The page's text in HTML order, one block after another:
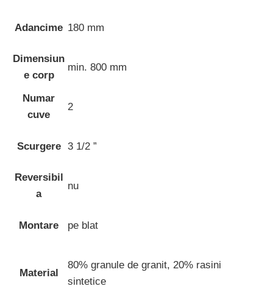
Adancime 180 mm
Dimensiun
e corp
min. 800 mm
Numar
cuve
2
Scurgere 3 1/2 ”
Reversibil
a
nu
Montare pe blat
Material
80% granule de granit, 20% rasini
sintetice